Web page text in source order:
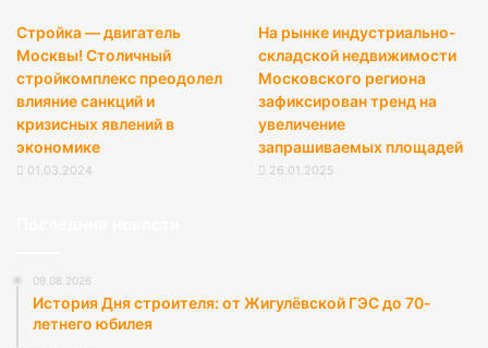
Стройка — двигатель
Москвы! Столичный
стройкомплекс преодолел
влияние санкций и
кризисных явлений в
экономике
01.03.2024
На рынке индустриально-
складской недвижимости
Московского региона
зафиксирован тренд на
увеличение
запрашиваемых площадей
26.01.2025
09.08.2026
История Дня строителя: от Жигулёвской ГЭС до 70-
летнего юбилея